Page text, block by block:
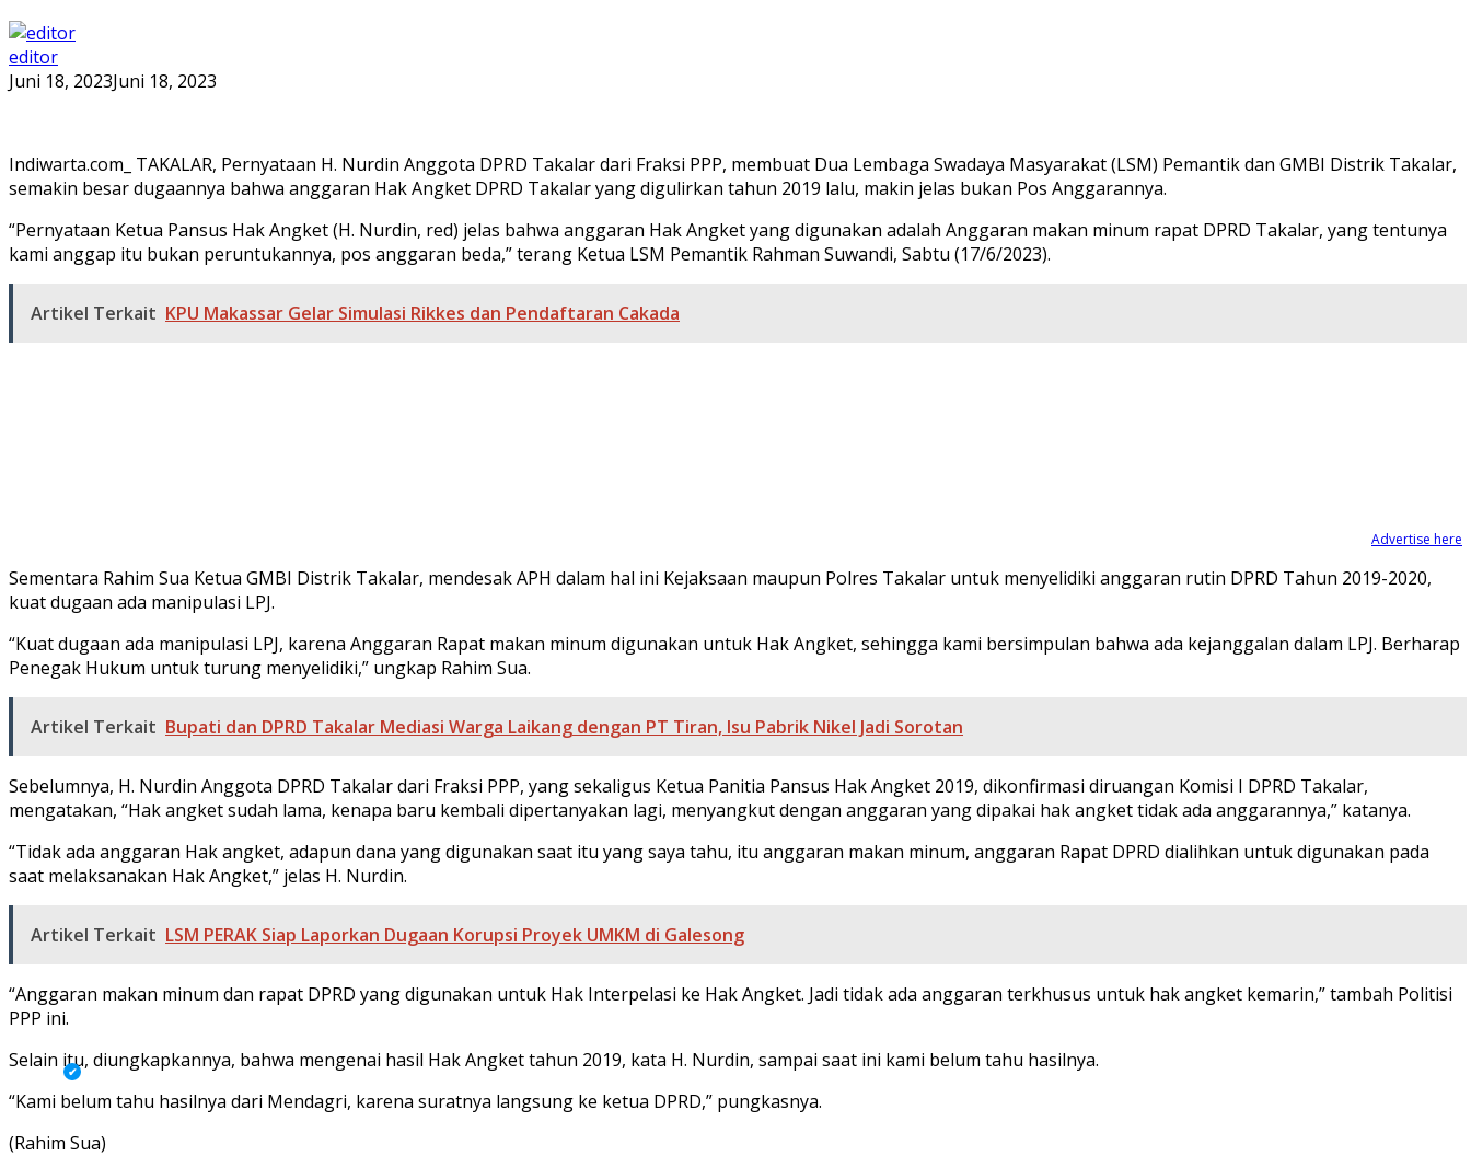
editor
Juni 18, 2023Juni 18, 2023
Indiwarta.com_ TAKALAR, Pernyataan H. Nurdin Anggota DPRD Takalar dari Fraksi PPP, membuat Dua Lembaga Swadaya Masyarakat (LSM) Pemantik dan GMBI Distrik Takalar,
semakin besar dugaannya bahwa anggaran Hak Angket DPRD Takalar yang digulirkan tahun 2019 lalu, makin jelas bukan Pos Anggarannya.
“Pernyataan Ketua Pansus Hak Angket (H. Nurdin, red) jelas bahwa anggaran Hak Angket yang digunakan adalah Anggaran makan minum rapat DPRD Takalar, yang tentunya
kami anggap itu bukan peruntukannya, pos anggaran beda,” terang Ketua LSM Pemantik Rahman Suwandi, Sabtu (17/6/2023).
Artikel Terkait KPU Makassar Gelar Simulasi Rikkes dan Pendaftaran Cakada
Advertise here
Sementara Rahim Sua Ketua GMBI Distrik Takalar, mendesak APH dalam hal ini Kejaksaan maupun Polres Takalar untuk menyelidiki anggaran rutin DPRD Tahun 2019-2020,
kuat dugaan ada manipulasi LPJ.
“Kuat dugaan ada manipulasi LPJ, karena Anggaran Rapat makan minum digunakan untuk Hak Angket, sehingga kami bersimpulan bahwa ada kejanggalan dalam LPJ. Berharap
Penegak Hukum untuk turung menyelidiki,” ungkap Rahim Sua.
Artikel Terkait Bupati dan DPRD Takalar Mediasi Warga Laikang dengan PT Tiran, Isu Pabrik Nikel Jadi Sorotan
Sebelumnya, H. Nurdin Anggota DPRD Takalar dari Fraksi PPP, yang sekaligus Ketua Panitia Pansus Hak Angket 2019, dikonfirmasi diruangan Komisi I DPRD Takalar,
mengatakan, “Hak angket sudah lama, kenapa baru kembali dipertanyakan lagi, menyangkut dengan anggaran yang dipakai hak angket tidak ada anggarannya,” katanya.
“Tidak ada anggaran Hak angket, adapun dana yang digunakan saat itu yang saya tahu, itu anggaran makan minum, anggaran Rapat DPRD dialihkan untuk digunakan pada
saat melaksanakan Hak Angket,” jelas H. Nurdin.
Artikel Terkait LSM PERAK Siap Laporkan Dugaan Korupsi Proyek UMKM di Galesong
“Anggaran makan minum dan rapat DPRD yang digunakan untuk Hak Interpelasi ke Hak Angket. Jadi tidak ada anggaran terkhusus untuk hak angket kemarin,” tambah Politisi
PPP ini.
Selain itu, diungkapkannya, bahwa mengenai hasil Hak Angket tahun 2019, kata H. Nurdin, sampai saat ini kami belum tahu hasilnya.
“Kami belum tahu hasilnya dari Mendagri, karena suratnya langsung ke ketua DPRD,” pungkasnya.
(Rahim Sua)